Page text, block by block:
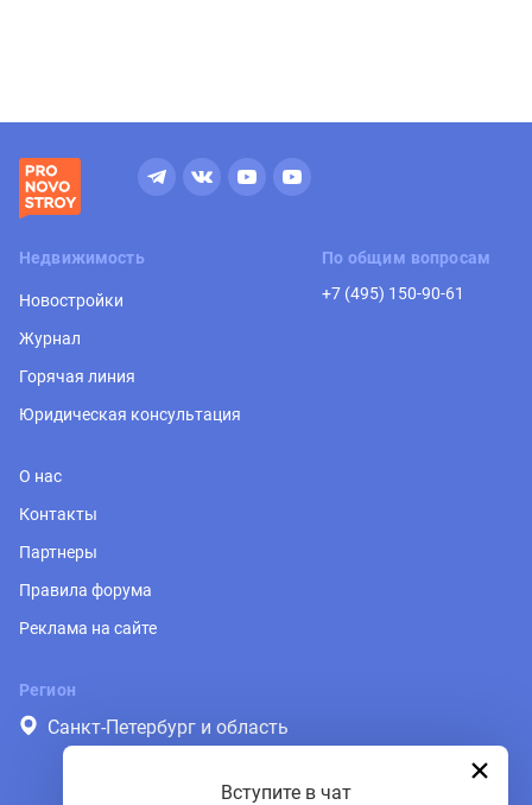
Недвижимость
Новостройки
Журнал
Горячая линия
Юридическая консультация
По общим вопросам
+7 (495) 150-90-61
О нас
Контакты
Партнеры
Правила форума
Реклама на сайте
Регион
Санкт-Петербург и область
Вступите в чат